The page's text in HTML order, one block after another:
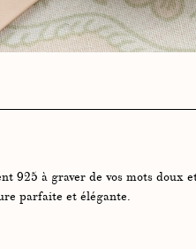
925 à graver de vos mots doux
parfaite et élégante.